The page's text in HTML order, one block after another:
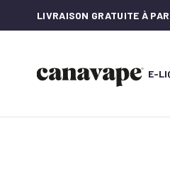
LIVRAISON GRATUITE À
E-